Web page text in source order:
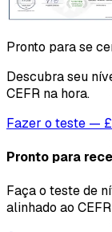
Pronto para se
Descubra seu
CEFR na hora.
Fazer o teste —
Pronto para
Faça o teste de
alinhado ao